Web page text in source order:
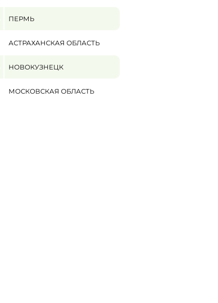
ПЕРМЬ
АСТРАХАНСКАЯ ОБЛАСТЬ
НОВОКУЗНЕЦК
МОСКОВСКАЯ ОБЛАСТЬ